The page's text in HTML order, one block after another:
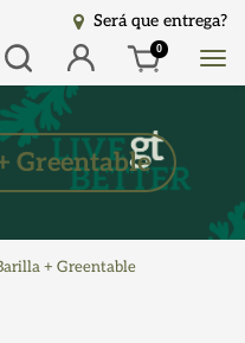
Será que entrega?
Busca
Entrar 0
Greentable
+ Greentable